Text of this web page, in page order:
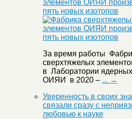
элементов ОИЯИ
пять новых изотопов
За время работы
сверхтяжелых
в Лаборатории
ОИЯИ в 2020 – ... →
Уверенность в своих
связали сразу с
любовью к науке